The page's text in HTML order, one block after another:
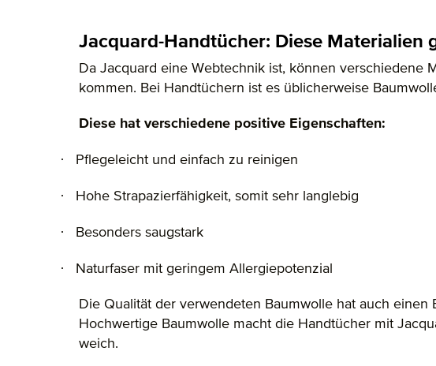
Jacquard-Handtücher: Diese Materialien
Da Jacquard eine Webtechnik ist, können verschiedene
kommen. Bei Handtüchern ist es üblicherweise
Diese hat verschiedene positive Eigenschaften:
· Pflegeleicht und einfach zu reinigen
· Hohe Strapazierfähigkeit, somit sehr langlebig
· Besonders saugstark
· Naturfaser mit geringem Allergiepotenzial
Die Qualität der verwendeten Baumwolle hat auch einen
Hochwertige Baumwolle macht die Handtücher mit
weich.